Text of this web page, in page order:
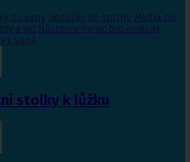
do vany, Sedačky do sprchy, Madla do
a wc, Nástavce na wc pro invalidy,
k vaně
stolky k lůžku